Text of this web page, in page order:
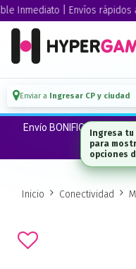
| Envíos rápidos a
Enviar a Ingresar CP y ciudad
Envío BONIFICADO a
Inicio Conectividad